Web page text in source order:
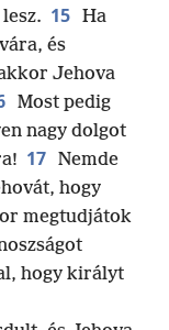
15 Ha
és
Jehova
Most pedig
nagy dolgot
17 Nemde
hogy
megtudjátok
hogy királyt